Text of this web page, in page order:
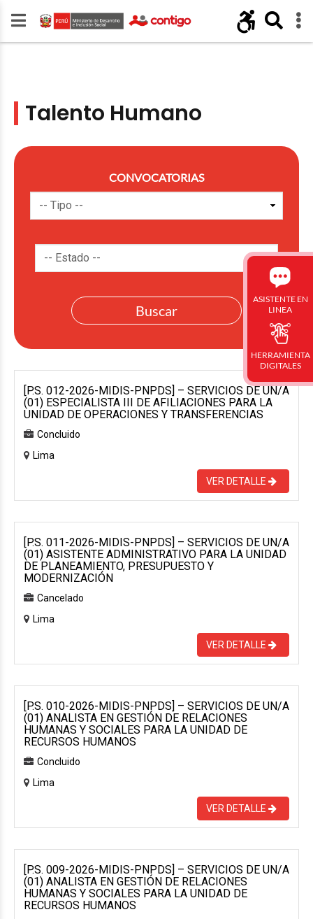
Talento Humano
CONVOCATORIAS
[P.S. 012-2026-MIDIS-PNPDS] – SERVICIOS DE UN/A
(01) ESPECIALISTA III DE AFILIACIONES PARA LA
UNIDAD DE OPERACIONES Y TRANSFERENCIAS
Concluido
Lima
VER DETALLE
[P.S. 011-2026-MIDIS-PNPDS] – SERVICIOS DE UN/A
(01) ASISTENTE ADMINISTRATIVO PARA LA UNIDAD
DE PLANEAMIENTO, PRESUPUESTO Y
MODERNIZACIÓN
Cancelado
Lima
VER DETALLE
[P.S. 010-2026-MIDIS-PNPDS] – SERVICIOS DE UN/A
(01) ANALISTA EN GESTIÓN DE RELACIONES
HUMANAS Y SOCIALES PARA LA UNIDAD DE
RECURSOS HUMANOS
Concluido
Lima
VER DETALLE
[P.S. 009-2026-MIDIS-PNPDS] – SERVICIOS DE UN/A
(01) ANALISTA EN GESTIÓN DE RELACIONES
HUMANAS Y SOCIALES PARA LA UNIDAD DE
RECURSOS HUMANOS
ASISTENTE EN
LINEA
HERRAMIENTA
DIGITALES